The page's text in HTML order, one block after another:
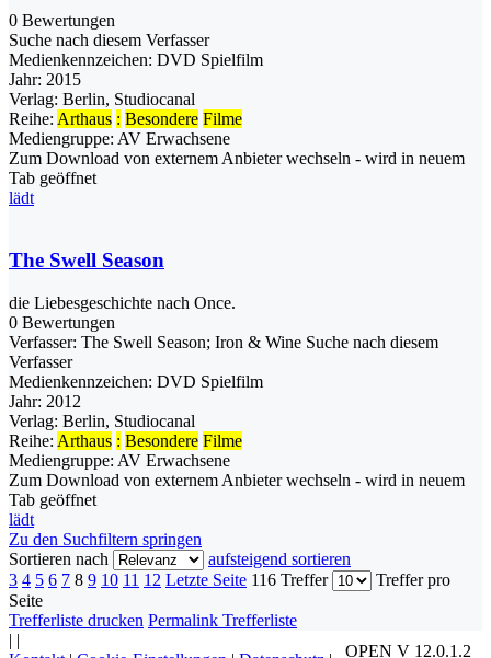
0 Bewertungen
Suche nach diesem Verfasser
Medienkennzeichen: DVD Spielfilm
Jahr: 2015
Verlag: Berlin, Studiocanal
Reihe: Arthaus : Besondere Filme
Mediengruppe: AV Erwachsene
Zum Download von externem Anbieter wechseln - wird in neuem
Tab geöffnet
lädt
The Swell Season
die Liebesgeschichte nach Once.
0 Bewertungen
Verfasser: The Swell Season; Iron & Wine Suche nach diesem
Verfasser
Medienkennzeichen: DVD Spielfilm
Jahr: 2012
Verlag: Berlin, Studiocanal
Reihe: Arthaus : Besondere Filme
Mediengruppe: AV Erwachsene
Zum Download von externem Anbieter wechseln - wird in neuem
Tab geöffnet
lädt
Zu den Suchfiltern springen
Sortieren nach
aufsteigend sortieren
3 4 5 6 7 8 9 10 11 12 Letzte Seite 116 Treffer
Treffer pro
Seite
Trefferliste drucken Permalink Trefferliste
OPEN V 12.0.1.2
| |